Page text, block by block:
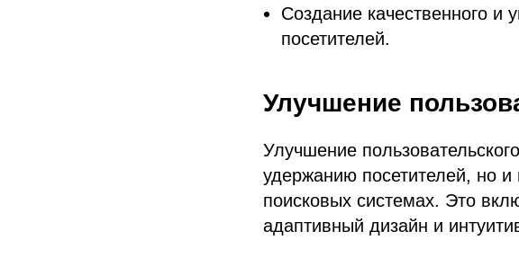
Создание качественного и
посетителей.
Улучшение
Улучшение
удержанию посетителей, но
поисковых системах. Это
адаптивный дизайн и